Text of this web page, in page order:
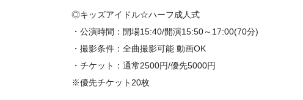
◎キッズアイドル☆ハーフ成人式
・公演時間：開場15:40/開演15:50～17:00(70分)
・撮影条件：全曲撮影可能 動画OK
・チケット：通常2500円/優先5000円
※優先チケット20枚